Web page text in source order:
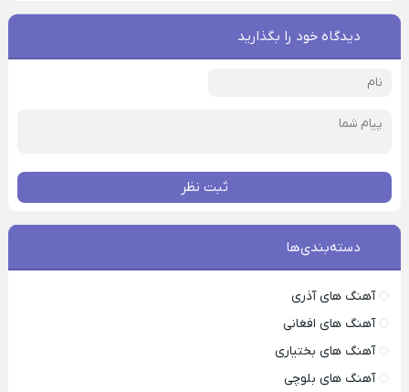
دیدگاه خود را بگذارید
ثبت نظر
دسته‌بندی‌ها
آهنگ های آذری
آهنگ های افغانی
آهنگ های بختیاری
آهنگ های بلوچی